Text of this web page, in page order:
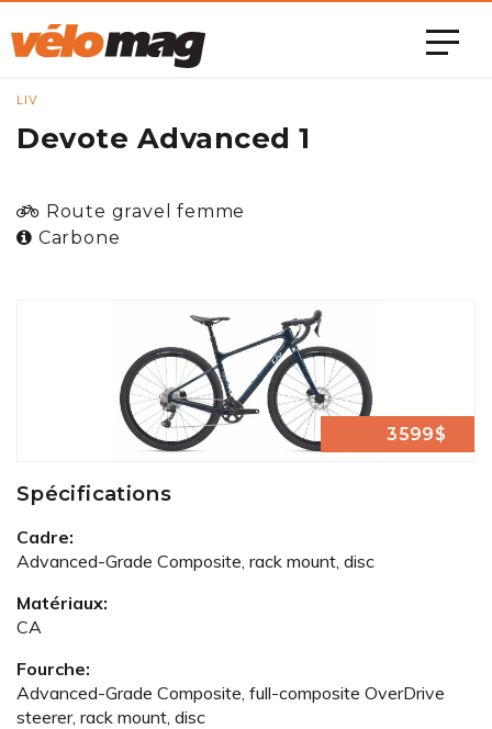
LIV
Devote Advanced 1
Route gravel femme
Carbone
3599$
Spécifications
Cadre:
Advanced-Grade Composite, rack mount, disc
Matériaux:
CA
Fourche:
Advanced-Grade Composite, full-composite OverDrive
steerer, rack mount, disc